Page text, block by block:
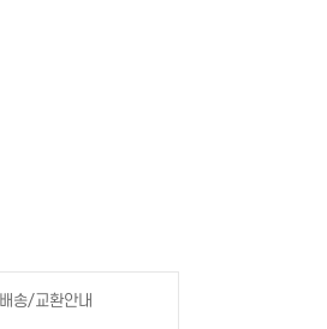
배송/교환안내